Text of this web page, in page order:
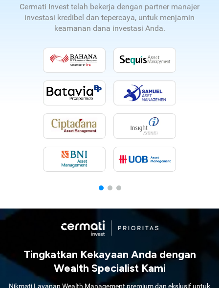
Cermati Invest telah bekerja dengan partner manajer
investasi kredibel dan tepercaya, untuk menjamin
keamanan dana investasi Anda.
Tingkatkan Kekayaan Anda dengan
Wealth Specialist Kami
Nikmati Layanan Wealth Management premium dan ekslusif untuk